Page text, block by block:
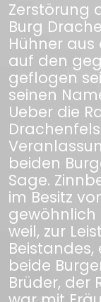
Zerstörung
Burg
Hühner
auf den
geflogen
seinen
Ueber die
beiden
Sage.
im Besitz
gewöhnlich
weil, zur
beide
Brüder, der